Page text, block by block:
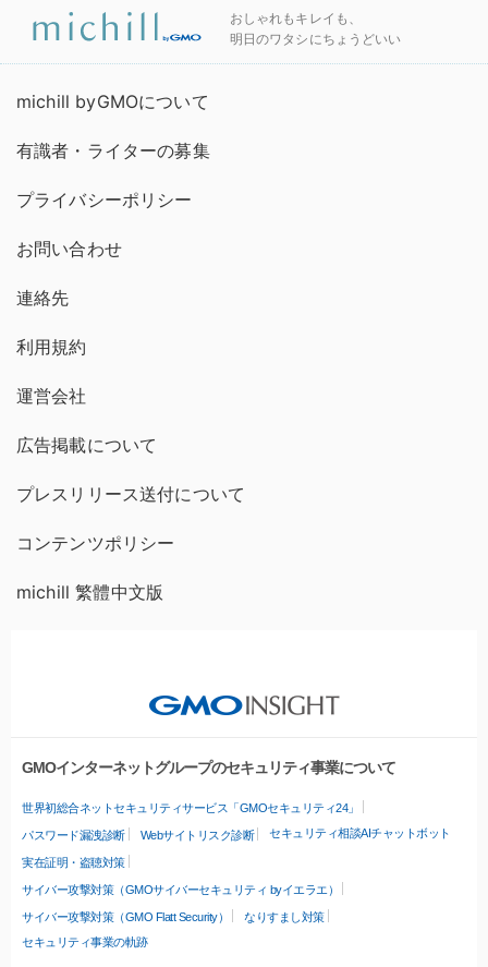
おしゃれもキレイも、
明日のワタシにちょうどいい
michill byGMOについて
有識者・ライターの募集
プライバシーポリシー
お問い合わせ
連絡先
利用規約
運営会社
広告掲載について
プレスリリース送付について
コンテンツポリシー
michill 繁體中文版
GMOインターネットグループのセキュリティ事業について
世界初総合ネットセキュリティサービス「GMOセキュリティ24」
パスワード漏洩診断 Webサイトリスク診断 セキュリティ相談AIチャットボット
実在証明・盗聴対策
サイバー攻撃対策（GMOサイバーセキュリティ byイエラエ）
サイバー攻撃対策（GMO Flatt Security）
なりすまし対策
セキュリティ事業の軌跡